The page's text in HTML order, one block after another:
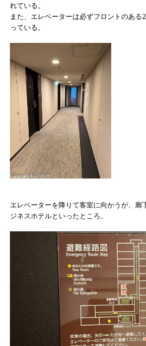
れている。
また、エレベーターは必ずフロントのある
っている。
エレベーターを降りて客室に向かうが、廊
ジネスホテルといったところ。